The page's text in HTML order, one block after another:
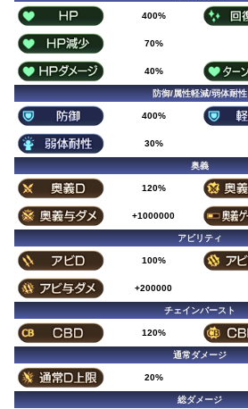
400%
70%
40%
防御/属性軽減/弱体耐性
400%
30%
奥義
120%
+1000000
アビリティ
100%
+200000
チェインバースト
120%
通常ダメージ
20%
総ダメージ